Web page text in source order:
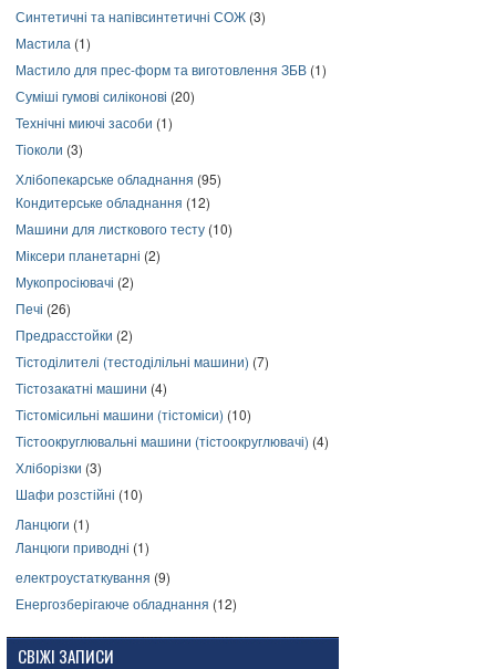
Синтетичні та напівсинтетичні СОЖ (3)
Мастила (1)
Мастило для прес-форм та виготовлення ЗБВ (1)
Суміші гумові силіконові (20)
Технічні миючі засоби (1)
Тіоколи (3)
Хлібопекарське обладнання (95)
Кондитерське обладнання (12)
Машини для листкового тесту (10)
Міксери планетарні (2)
Мукопросіювачі (2)
Печі (26)
Предрасстойки (2)
Тістоділителі (тестоділільні машини) (7)
Тістозакатні машини (4)
Тістомісильні машини (тістоміси) (10)
Тістоокруглювальні машини (тістоокруглювачі) (4)
Хліборізки (3)
Шафи розстійні (10)
Ланцюги (1)
Ланцюги приводні (1)
електроустаткування (9)
Енергозберігаюче обладнання (12)
СВІЖІ ЗАПИСИ